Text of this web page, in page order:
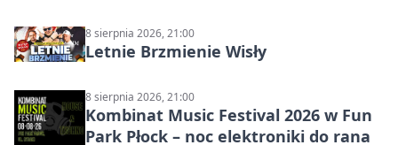
8 sierpnia 2026, 21:00
Letnie Brzmienie Wisły
8 sierpnia 2026, 21:00
Kombinat Music Festival 2026 w Fun
Park Płock – noc elektroniki do rana